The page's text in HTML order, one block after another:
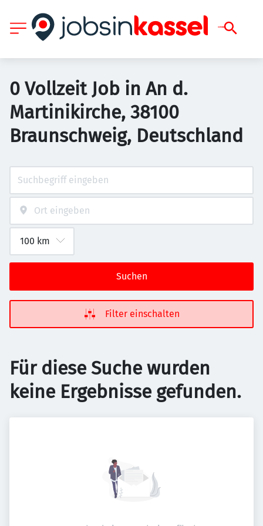
0 Vollzeit Job in An d.
Martinikirche, 38100
Braunschweig, Deutschland
Suchen
Filter einschalten
Für diese Suche wurden
keine Ergebnisse gefunden.